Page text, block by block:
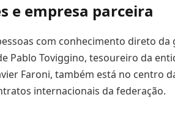
e empresa parceira
com conhecimento direto da
Pablo Toviggino, tesoureiro da
Faroni, também está no centro
internacionais da federação.